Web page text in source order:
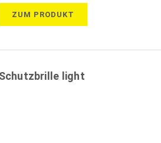
ZUM PRODUKT
Schutzbrille light